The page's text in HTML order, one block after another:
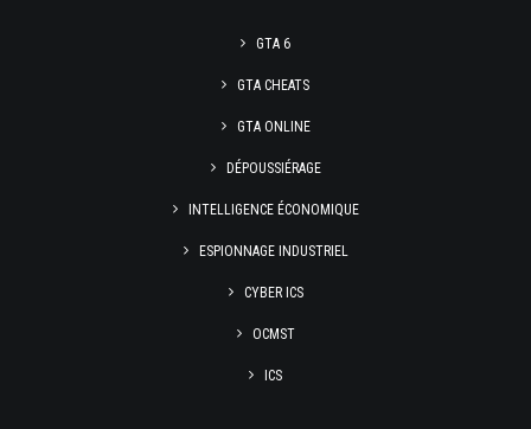
GTA 6
GTA CHEATS
GTA ONLINE
DÉPOUSSIÉRAGE
INTELLIGENCE ÉCONOMIQUE
ESPIONNAGE INDUSTRIEL
CYBER ICS
OCMST
ICS